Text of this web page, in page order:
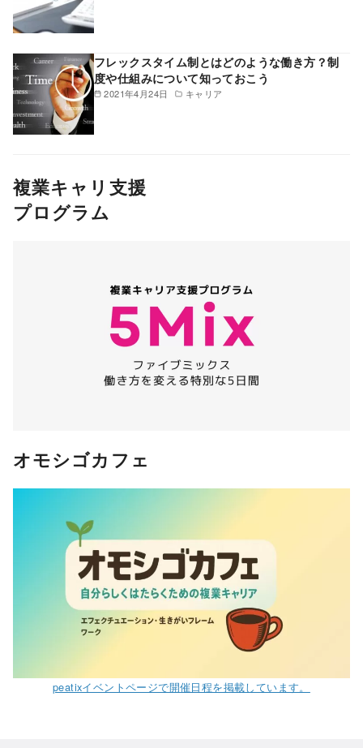
2021年4月24日 キャリア
フレックスタイム制とはどのような働き方？制
度や仕組みについて知っておこう
複業キャリ支援
プログラム
オモシゴカフェ
peatixイベントページで開催日程を掲載しています。